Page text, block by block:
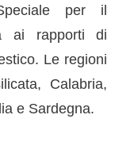
per il
ai rapporti di
Le regioni
Calabria,
e Sardegna.